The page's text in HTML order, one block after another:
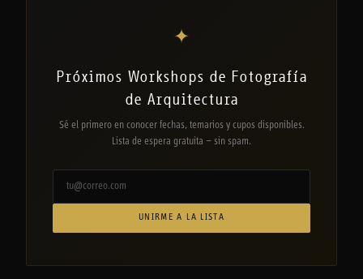
✦
Próximos Workshops de Fotografía
de Arquitectura
Sé el primero en conocer fechas, temarios y cupos disponibles.
Lista de espera gratuita — sin spam.
UNIRME A LA LISTA